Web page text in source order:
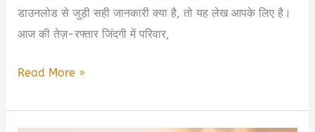
डाउनलोड से जुड़ी सही जानकारी क्या है, तो यह लेख आपके लिए है।
आज की तेज़-रफ्तार जिंदगी में परिवार,
Run
Run
Read More »